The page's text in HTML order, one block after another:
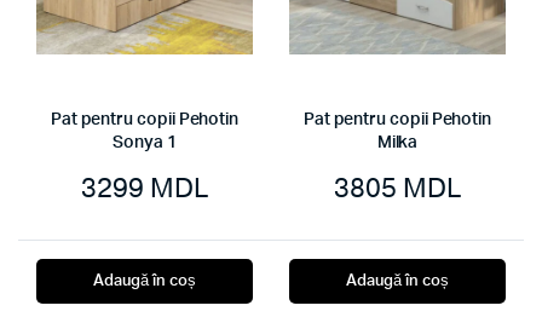
Pat pentru copii Pehotin
Sonya 1
3299 MDL
Adaugă în coș
Pat pentru copii Pehotin
Milka
3805 MDL
Adaugă în coș